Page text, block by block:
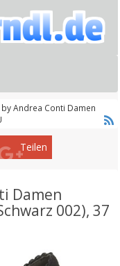
Andrea Conti Damen
Teilen
Damen
002), 37